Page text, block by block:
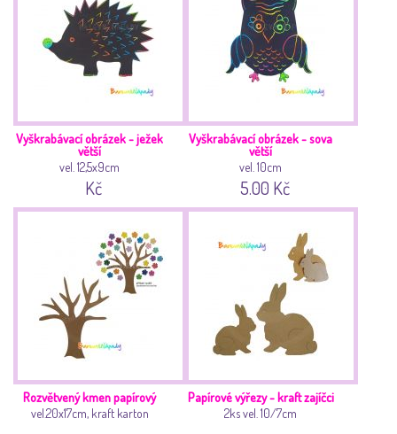
Vyškrabávací obrázek - ježek
větší
vel. 12,5x9cm
Kč
Vyškrabávací obrázek - sova
větší
vel. 10cm
5.00 Kč
Rozvětvený kmen papírový
vel.20x17cm, kraft karton
Papírové výřezy - kraft zajíčci
2ks vel. 10/7cm